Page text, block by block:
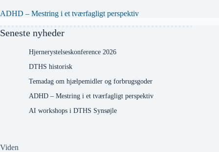
ADHD – Mestring i et tværfagligt perspektiv
Seneste nyheder
Hjernerystelseskonference 2026
DTHS historisk
Temadag om hjælpemidler og forbrugsgoder
ADHD – Mestring i et tværfagligt perspektiv
AI workshops i DTHS Synsøjle
Viden